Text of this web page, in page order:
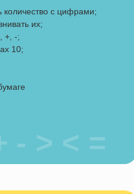
количество с цифрами;
их;
+, -;
10;
- > < =